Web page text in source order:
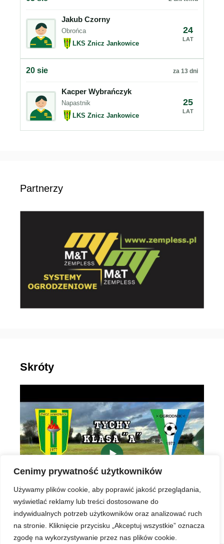
Cenimy prywatność użytkowników
Używamy plików cookie, aby poprawić jakość przeglądania,
wyświetlać reklamy lub treści dostosowane do
indywidualnych potrzeb użytkowników oraz analizować ruch
na stronie. Kliknięcie przycisku „Akceptuj wszystkie” oznacza
zgodę na wykorzystywanie przez nas plików cookie.
Jakub Czorny
Obrońca
LKS Znicz Jankowice
24
LAT
20 sie za 13 dni
Kacper Wybrańczyk
Napastnik
LKS Znicz Jankowice
25
LAT
Partnerzy
Skróty
▶